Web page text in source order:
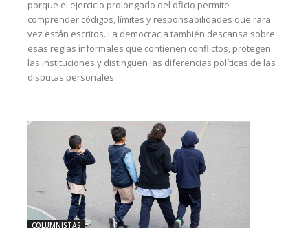
porque el ejercicio prolongado del oficio permite
comprender códigos, límites y responsabilidades que rara
vez están escritos. La democracia también descansa sobre
esas reglas informales que contienen conflictos, protegen
las instituciones y distinguen las diferencias políticas de las
disputas personales.
COLUMNISTAS